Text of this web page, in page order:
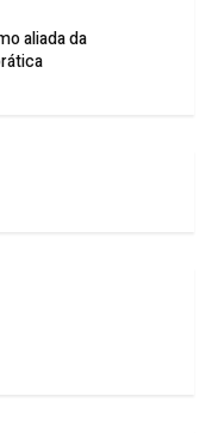
aliada da